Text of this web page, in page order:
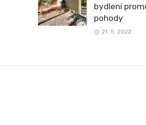
bydlení
pohody
21. 5. 2022